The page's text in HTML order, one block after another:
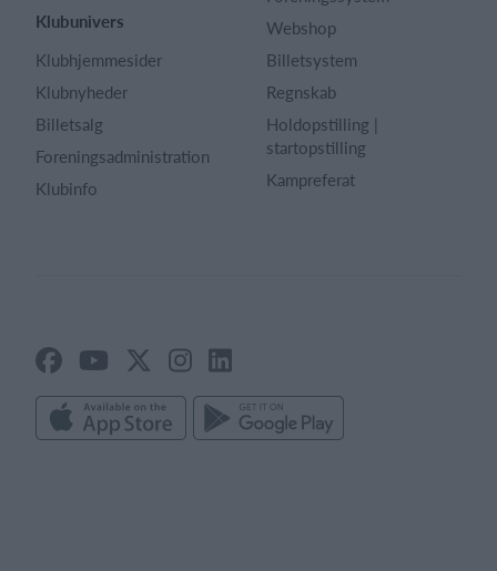
Klubunivers
Klubhjemmesider
Klubnyheder
Billetsalg
Foreningsadministration
Klubinfo
Webshop
Billetsystem
Regnskab
Holdopstilling |
startopstilling
Kampreferat